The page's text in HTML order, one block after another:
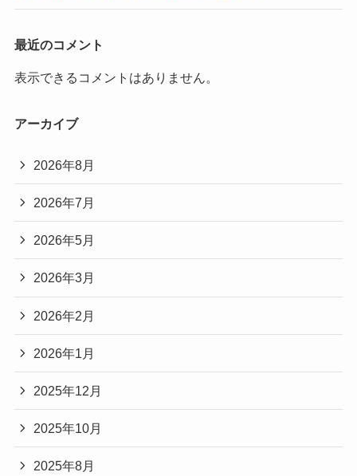
最近のコメント
表示できるコメントはありません。
アーカイブ
2026年8月
2026年7月
2026年5月
2026年3月
2026年2月
2026年1月
2025年12月
2025年10月
2025年8月